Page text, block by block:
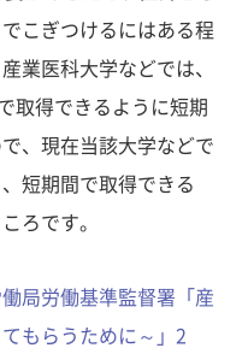
こぎつけるにはある程
業医科大学などでは、
取得できるように短期
、現在当該大学などで
短期間で取得できる
ろです。
局労働基準監督署「産
もらうために～」2